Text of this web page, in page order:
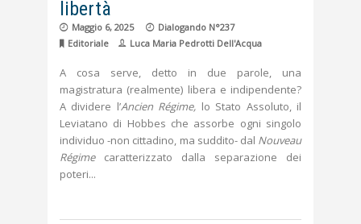
libertà
Maggio 6, 2025
Dialogando N°237
Editoriale
Luca Maria Pedrotti Dell'Acqua
A cosa serve, detto in due parole, una
magistratura (realmente) libera e indipendente?
A dividere l’Ancien Régime, lo Stato Assoluto, il
Leviatano di Hobbes che assorbe ogni singolo
individuo -non cittadino, ma suddito- dal Nouveau
Régime caratterizzato dalla separazione dei
poteri